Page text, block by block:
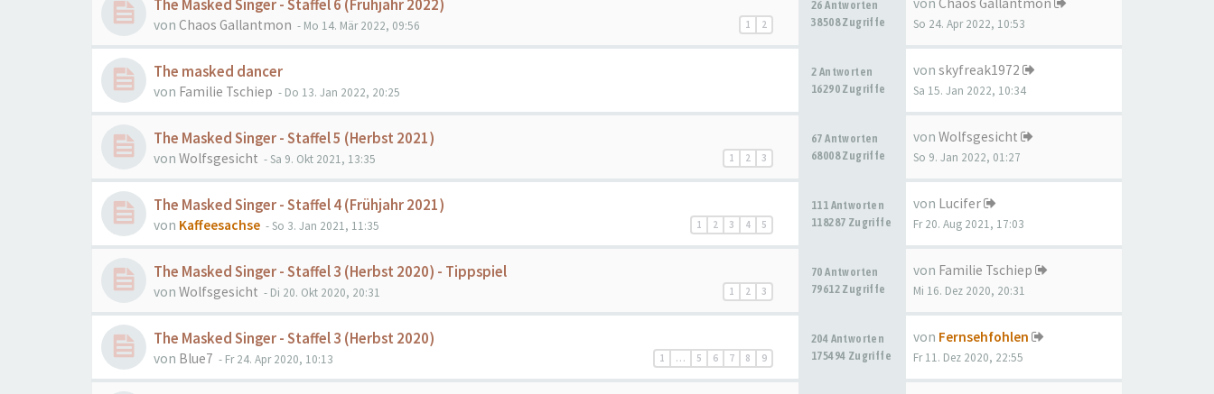
The Masked Singer - Staffel 6 (Frühjahr 2022)
1 2
von Chaos Gallantmon - Mo 14. Mär 2022, 09:56
26 Antworten
38508 Zugriffe
So 24. Apr 2022, 10:53
The masked dancer
von Familie Tschiep - Do 13. Jan 2022, 20:25
2 Antworten
16290 Zugriffe
von skyfreak1972
Sa 15. Jan 2022, 10:34
The Masked Singer - Staffel 5 (Herbst 2021)
1 2 3
von Wolfsgesicht - Sa 9. Okt 2021, 13:35
67 Antworten
68008 Zugriffe
von Wolfsgesicht
So 9. Jan 2022, 01:27
The Masked Singer - Staffel 4 (Frühjahr 2021)
1 2 3 4 5
von Kaffeesachse - So 3. Jan 2021, 11:35
111 Antworten
118287 Zugriffe
von Lucifer
Fr 20. Aug 2021, 17:03
The Masked Singer - Staffel 3 (Herbst 2020) - Tippspiel
1 2 3
von Wolfsgesicht - Di 20. Okt 2020, 20:31
70 Antworten
79612 Zugriffe
von Familie Tschiep
Mi 16. Dez 2020, 20:31
The Masked Singer - Staffel 3 (Herbst 2020)
1 … 5 6 7 8 9
von Blue7 - Fr 24. Apr 2020, 10:13
204 Antworten
175494 Zugriffe
von Fernsehfohlen
Fr 11. Dez 2020, 22:55